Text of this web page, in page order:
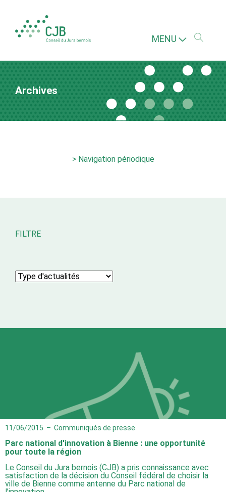
MENU
Archives
> Navigation périodique
FILTRE
11/06/2015 – Communiqués de presse
Parc national d'innovation à Bienne : une opportunité
pour toute la région
Le Conseil du Jura bernois (CJB) a pris connaissance avec
satisfaction de la décision du Conseil fédéral de choisir la
ville de Bienne comme antenne du Parc national de